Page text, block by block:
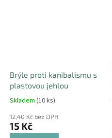
Brýle proti kanibalismu s
plastovou jehlou
Skladem (10 ks)
12,40 Kč bez DPH
15 Kč